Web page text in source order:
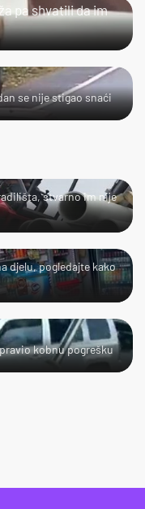
pa shvatili da im
se nije stigao snaći
stvarno im nije
djelu, pogledajte kako
kobnu pogrešku